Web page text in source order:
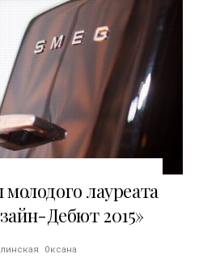
молодого лауреата
Дебют 2015»
Оксана